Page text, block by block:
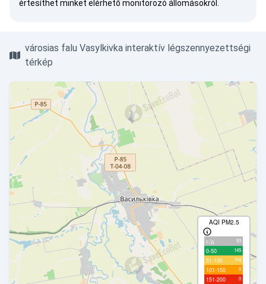
értesíthet minket elérhető monitorozó állomásokról.
városias falu Vasylkivka interaktív légszennyezettségi
térkép
AQI PM2.5
с/д 93
0-50 145
51-100 104
101-150 5
151-200 0